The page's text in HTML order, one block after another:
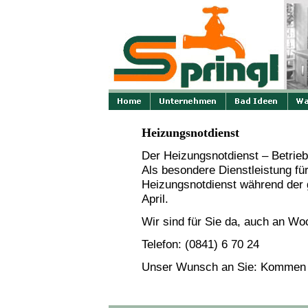
Heizungsnotdienst
Der Heizungsnotdienst –
Als besondere Dienstleistung
Heizungsnotdienst während
April.
Wir sind für Sie da, auch an
Telefon: (0841) 6 70 24
Unser Wunsch an Sie: